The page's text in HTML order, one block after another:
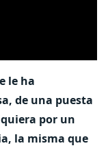
le ha
de una puesta
por un
la misma que